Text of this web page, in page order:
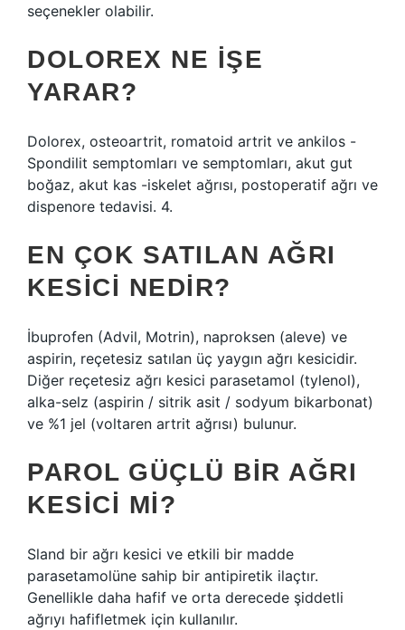
seçenekler olabilir.
DOLOREX NE IŞE
YARAR?
Dolorex, osteoartrit, romatoid artrit ve ankilos -
Spondilit semptomları ve semptomları, akut gut
boğaz, akut kas -iskelet ağrısı, postoperatif ağrı ve
dispenore tedavisi. 4.
EN ÇOK SATILAN AĞRI
KESICI NEDIR?
İbuprofen (Advil, Motrin), naproksen (aleve) ve
aspirin, reçetesiz satılan üç yaygın ağrı kesicidir.
Diğer reçetesiz ağrı kesici parasetamol (tylenol),
alka-selz (aspirin / sitrik asit / sodyum bikarbonat)
ve %1 jel (voltaren artrit ağrısı) bulunur.
PAROL GÜÇLÜ BIR AĞRI
KESICI MI?
Sland bir ağrı kesici ve etkili bir madde
parasetamolüne sahip bir antipiretik ilaçtır.
Genellikle daha hafif ve orta derecede şiddetli
ağrıyı hafifletmek için kullanılır.